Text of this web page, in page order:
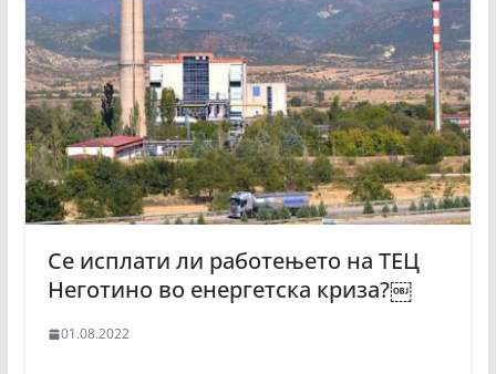
Се исплати ли работењето на ТЕЦ
Неготино во енергетска криза?￼
01.08.2022